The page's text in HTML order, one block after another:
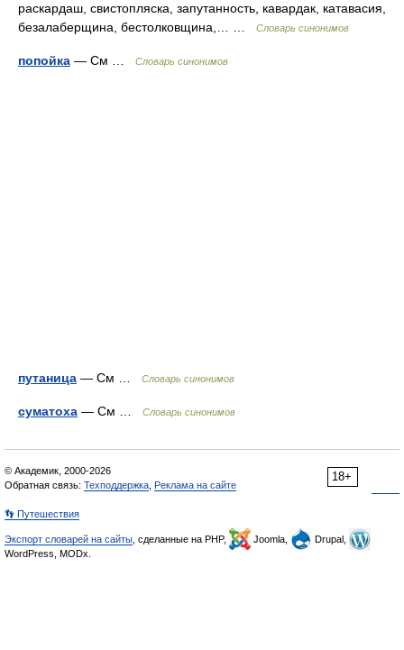
раскардаш, свистопляска, запутанность, кавардак, катавасия,
безалаберщина, бестолковщина,… …
Словарь синонимов
попойка — См … Словарь синонимов
путаница — См … Словарь синонимов
суматоха — См … Словарь синонимов
18+
© Академик, 2000-2026
Обратная связь: Техподдержка Реклама на сайте
👣 Путешествия
Экспорт словарей на сайты , сделанные на PHP, Joomla,
Drupal,
WordPress, MODx.